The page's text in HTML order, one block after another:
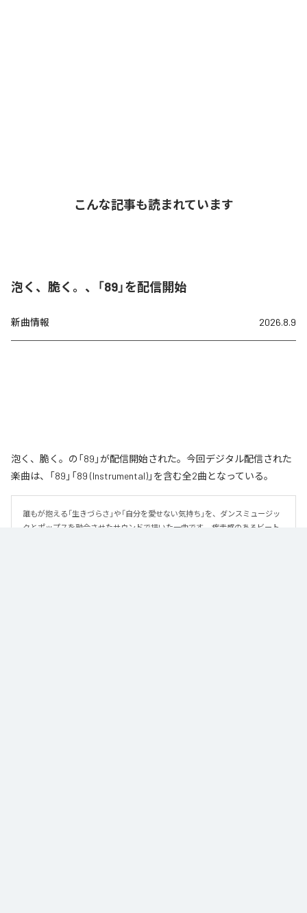
こんな記事も読まれています
泡く、脆く。、「89」を配信開始
新曲情報 2026.8.9
泡く、脆く。の「89」が配信開始された。今回デジタル配信された
楽曲は、「89」「89 (Instrumental)」を含む全2曲となっている。
誰もが抱える「生きづらさ」や「自分を愛せない気持ち」を、ダンスミュージッ
クとポップスを融合させたサウンドで描いた一曲です。 疾走感のあるビート